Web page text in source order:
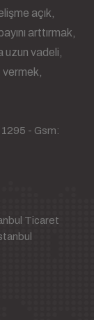
açık,
arttırmak,
uzun vadeli,
vermek,
- Gsm:
Ticaret